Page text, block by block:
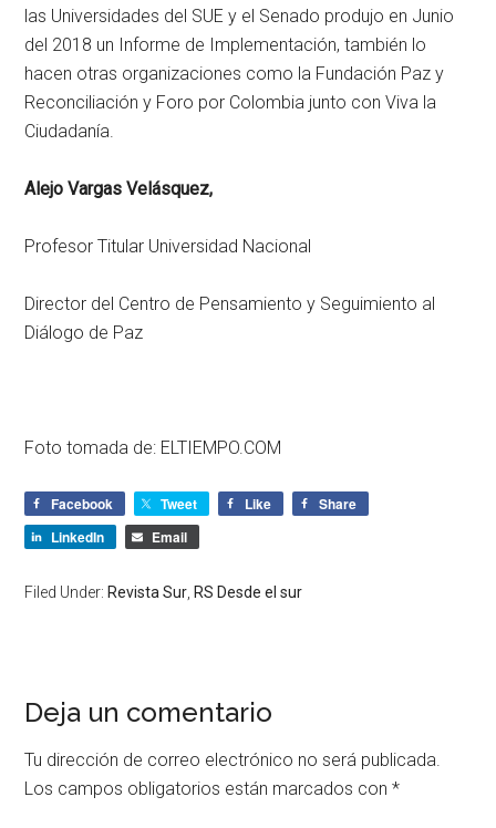
las Universidades del SUE y el Senado produjo en Junio
del 2018 un Informe de Implementación, también lo
hacen otras organizaciones como la Fundación Paz y
Reconciliación y Foro por Colombia junto con Viva la
Ciudadanía.
Alejo Vargas Velásquez,
Profesor Titular Universidad Nacional
Director del Centro de Pensamiento y Seguimiento al
Diálogo de Paz
Foto tomada de: ELTIEMPO.COM
Facebook Tweet Like
Share
LinkedIn
Email
Filed Under: Revista Sur, RS Desde el sur
Deja un comentario
Tu dirección de correo electrónico no será publicada.
Los campos obligatorios están marcados con*